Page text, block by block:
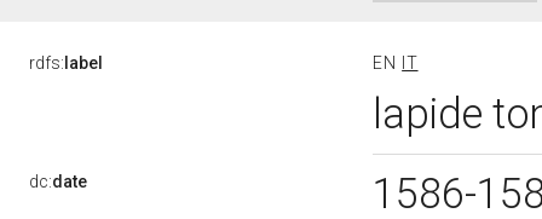
rdfs: label EN IT
lapide
dc:date 1586-